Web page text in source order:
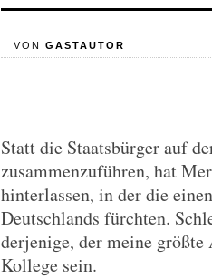
VON GASTAUTOR
Statt die Staatsbürger auf
zusammenzuführen, hat
hinterlassen, in der die
Deutschlands fürchten.
derjenige, der meine
Kollege sein.